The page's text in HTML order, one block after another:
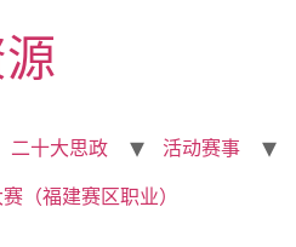
二十大思政
活动赛事
（福建赛区职业）